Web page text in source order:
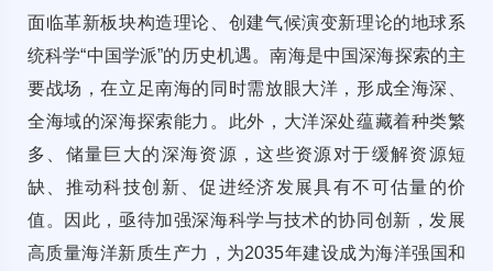
面临革新板块构造理论、创建气候演变新理论的地球系
统科学“中国学派”的历史机遇。南海是中国深海探索的主
要战场，在立足南海的同时需放眼大洋，形成全海深、
全海域的深海探索能力。此外，大洋深处蕴藏着种类繁
多、储量巨大的深海资源，这些资源对于缓解资源短
缺、推动科技创新、促进经济发展具有不可估量的价
值。因此，亟待加强深海科学与技术的协同创新，发展
高质量海洋新质生产力，为2035年建设成为海洋强国和